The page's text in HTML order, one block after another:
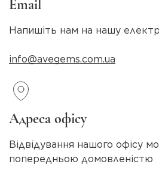
Email
Напишіть нам на нашу
info@avegems.com.ua
Адреса офісу
Відвідування нашого офісу
попередньою домовленістю